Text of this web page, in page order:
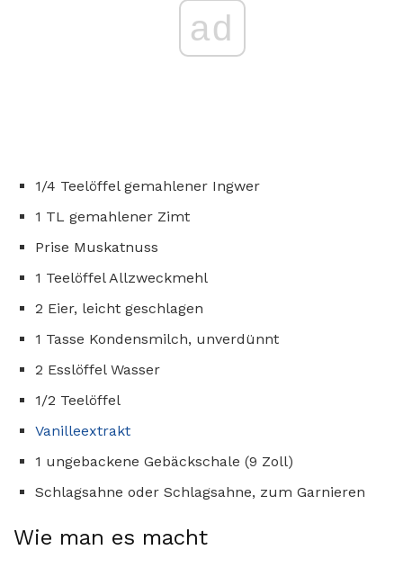
ad
1/4 Teelöffel gemahlener Ingwer
1 TL gemahlener Zimt
Prise Muskatnuss
1 Teelöffel Allzweckmehl
2 Eier, leicht geschlagen
1 Tasse Kondensmilch, unverdünnt
2 Esslöffel Wasser
1/2 Teelöffel
Vanilleextrakt
1 ungebackene Gebäckschale (9 Zoll)
Schlagsahne oder Schlagsahne, zum Garnieren
Wie man es macht